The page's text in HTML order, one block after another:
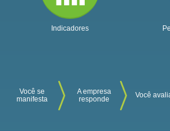
Indicadores
Você se
manifesta
A empresa
responde
Você